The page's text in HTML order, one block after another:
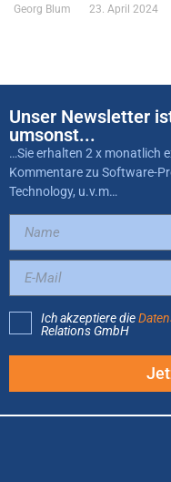
Georg Blum 23. April 2024
Unser Newsletter
umsonst...
…Sie erhalten 2 x monatlich
Kommentare zu Software-
Technology, u.v.m…
Ich akzeptiere die
Relations GmbH